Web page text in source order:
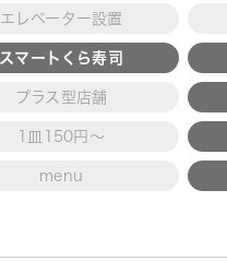
エレベーター設置
スマートくら寿司
プラス型店舗
1皿150円～
menu